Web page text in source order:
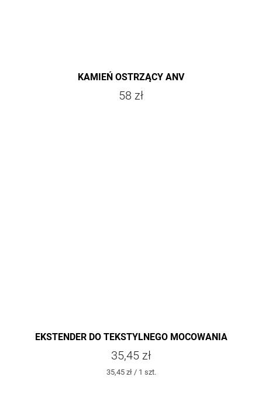
KAMIEŃ OSTRZĄCY ANV
58 zł
EKSTENDER DO TEKSTYLNEGO MOCOWANIA
POKROWCA KYDEX
35,45 zł
Cena
35,45 zł / 1 szt.